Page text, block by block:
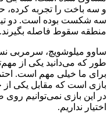
و سه باخت را تجربه
سه شکست بوده است. دو تیم
منطقه سقوط فاصله بگیرند.
ساوو میلوشویچ، سرمربی
طور که می‌دانید یکی از
برای ما خیلی مهم است.
بازی است که مقابل یکی
در این بازی نمی‌توانیم روی
اختیار نداریم.